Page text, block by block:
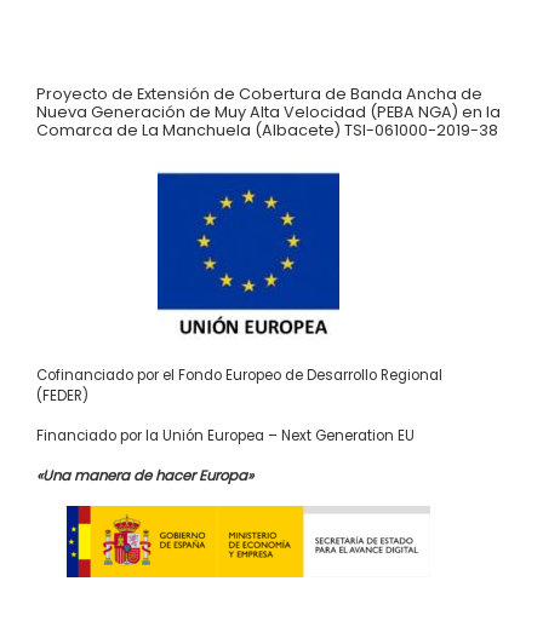
Proyecto de Extensión de Cobertura de Banda Ancha de
Nueva Generación de Muy Alta Velocidad (PEBA NGA) en la
Comarca de La Manchuela (Albacete) TSI-061000-2019-38
Cofinanciado por el Fondo Europeo de Desarrollo Regional
(FEDER)
Financiado por la Unión Europea – Next Generation EU
«Una manera de hacer Europa»